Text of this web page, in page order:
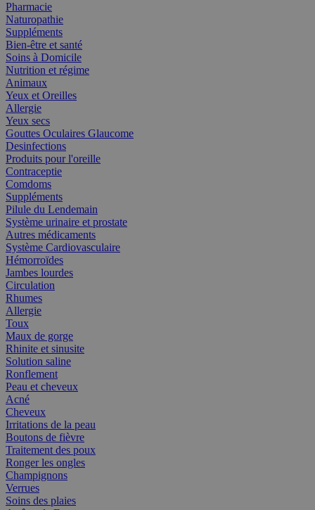
Pharmacie
Naturopathie
Suppléments
Bien-être et santé
Soins à Domicile
Nutrition et régime
Animaux
Yeux et Oreilles
Allergie
Yeux secs
Gouttes Oculaires Glaucome
Desinfections
Produits pour l'oreille
Contraceptie
Comdoms
Suppléments
Pilule du Lendemain
Système urinaire et prostate
Autres médicaments
Système Cardiovasculaire
Hémorroïdes
Jambes lourdes
Circulation
Rhumes
Allergie
Toux
Maux de gorge
Rhinite et sinusite
Solution saline
Ronflement
Peau et cheveux
Acné
Cheveux
Irritations de la peau
Boutons de fièvre
Traitement des poux
Ronger les ongles
Champignons
Verrues
Soins des plaies